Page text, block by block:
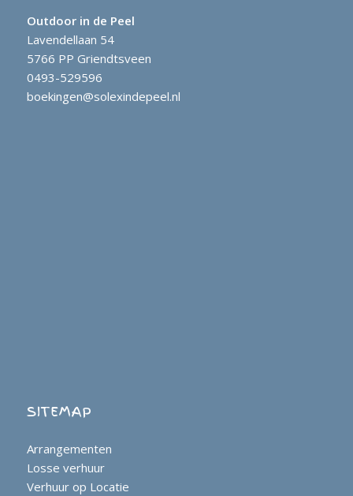
Outdoor in de Peel
Lavendellaan 54
5766 PP Griendtsveen
0493-529596
boekingen@solexindepeel.nl
SITEMAP
Arrangementen
Losse verhuur
Verhuur op Locatie